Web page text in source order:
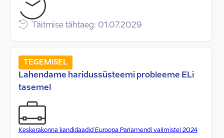
Täitmise tähtaeg: 01.07.2029
TEGEMISEL
Lahendame haridussüsteemi probleeme ELi
tasemel
Keskerakonna kandidaadid Euroopa Parlamendi valimistel 2024